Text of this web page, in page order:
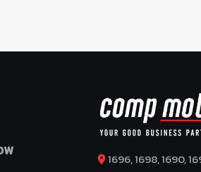
1696, 1698, 1690,